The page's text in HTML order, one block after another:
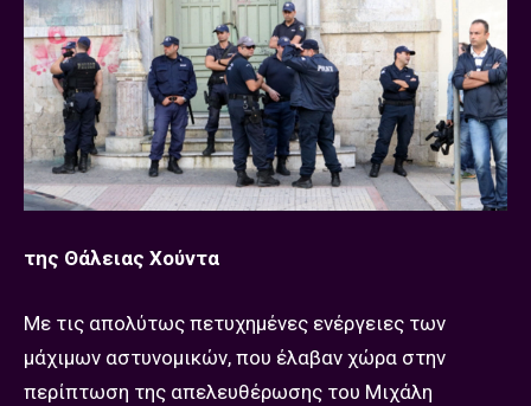
της Θάλειας Χούντα
Με τις απολύτως πετυχημένες ενέργειες των
μάχιμων αστυνομικών, που έλαβαν χώρα στην
περίπτωση της απελευθέρωσης του Μιχάλη